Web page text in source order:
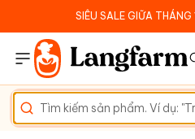
SIÊU SALE GIỮA THÁNG